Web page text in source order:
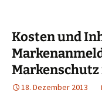
Kosten und
18. Dezember 2013